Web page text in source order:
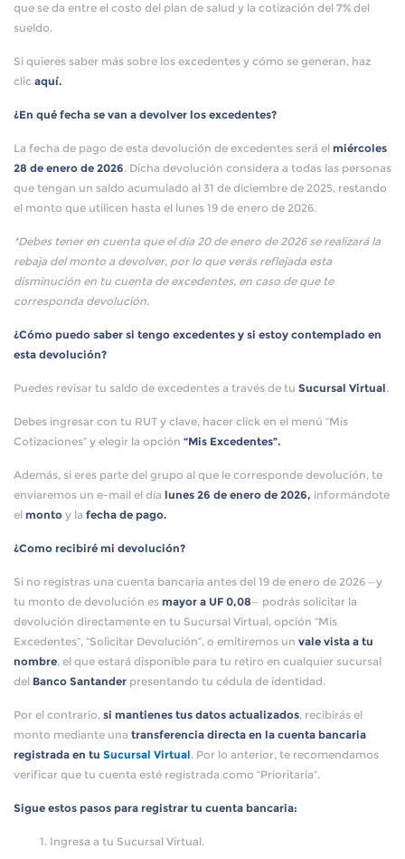
que se da entre el costo del plan de salud y la cotización del 7% del
sueldo.
Si quieres saber más sobre los excedentes y cómo se generan, haz
clic aquí.
¿En qué fecha se van a devolver los excedentes?
La fecha de pago de esta devolución de excedentes será el miércoles
28 de enero de 2026. Dicha devolución considera a todas las personas
que tengan un saldo acumulado al 31 de diciembre de 2025, restando
el monto que utilicen hasta el lunes 19 de enero de 2026.
*Debes tener en cuenta que el día 20 de enero de 2026 se realizará la
rebaja del monto a devolver, por lo que verás reflejada esta
disminución en tu cuenta de excedentes, en caso de que te
corresponda devolución.
¿Cómo puedo saber si tengo excedentes y si estoy contemplado en
esta devolución?
Puedes revisar tu saldo de excedentes a través de tu Sucursal Virtual.
Debes ingresar con tu RUT y clave, hacer click en el menú “Mis
Cotizaciones” y elegir la opción “Mis Excedentes”.
Además, si eres parte del grupo al que le corresponde devolución, te
enviaremos un e-mail el día lunes 26 de enero de 2026, informándote
el monto y la fecha de pago.
¿Como recibiré mi devolución?
Si no registras una cuenta bancaria antes del 19 de enero de 2026 —y
tu monto de devolución es mayor a UF 0,08— podrás solicitar la
devolución directamente en tu Sucursal Virtual, opción “Mis
Excedentes”, “Solicitar Devolución”, o emitiremos un vale vista a tu
nombre, el que estará disponible para tu retiro en cualquier sucursal
del Banco Santander presentando tu cédula de identidad.
Por el contrario, si mantienes tus datos actualizados, recibirás el
monto mediante una transferencia directa en la cuenta bancaria
registrada en tu Sucursal Virtual. Por lo anterior, te recomendamos
verificar que tu cuenta esté registrada como “Prioritaria”.
Sigue estos pasos para registrar tu cuenta bancaria:
Ingresa a tu Sucursal Virtual.